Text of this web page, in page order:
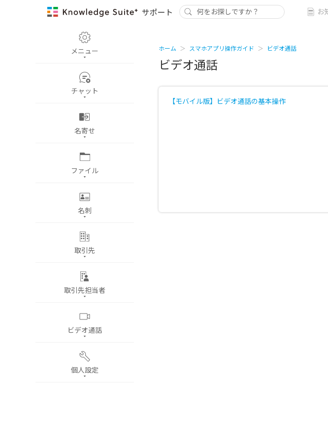
お
メニュー
チャット
名寄せ
ファイル
名刺
取引先
取引先担当者
ビデオ通話
個人設定
ホーム スマホアプリ操作ガイド ビデオ通話
ビデオ通話
【モバイル版】ビデオ通話の基本操作